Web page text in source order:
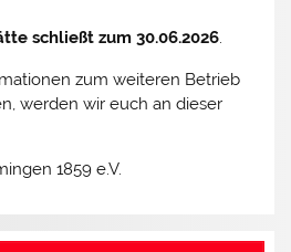
schließt zum 30.06.2026.
zum weiteren Betrieb
werden wir euch an dieser
1859 e.V.